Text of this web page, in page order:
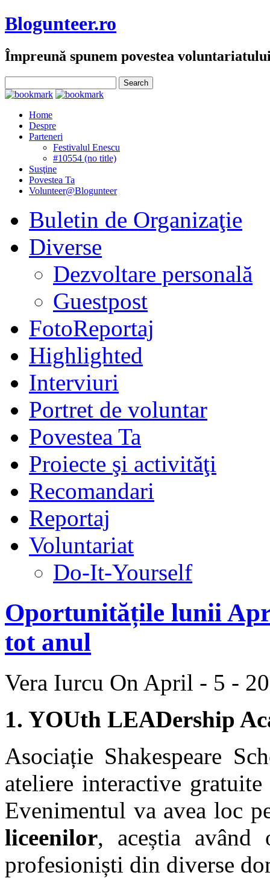
Blogunteer.ro
Împreună spunem povestea
Home
Despre
Parteneri
Festivalul Enescu
#10554 (no title)
Susţine
Povestea Ta
Volunteer@Blogunteer
Buletin de Organizaţie
Diverse
Dezvoltare personală
Guestpost
FotoReportaj
Highlighted
Interviuri
Portret de voluntar
Povestea Ta
Proiecte şi activităţi
Recomandari
Reportaj
Voluntariat
Do-It-Yourself
Oportunitățile lunii
tot anul
Vera Iurcu On April - 5 -
1. YOUth LEADership
Asociație Shakespeare
ateliere interactive
Evenimentul va avea loc
liceenilor, aceștia având
profesioniști din diverse